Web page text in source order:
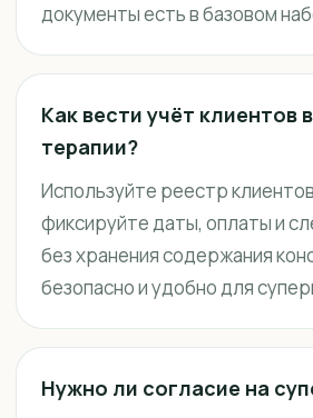
документы есть в базовом
Как вести учёт клиентов
терапии?
Используйте реестр
фиксируйте даты, оплаты и
без хранения содержания
безопасно и удобно для
Нужно ли согласие на